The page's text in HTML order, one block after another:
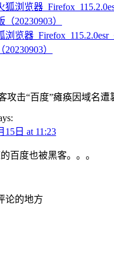
浏览器
20230903）
攻击“百度”瘫痪因域名遭
15日 at 11:23
百度也被黑客。。。
论的地方